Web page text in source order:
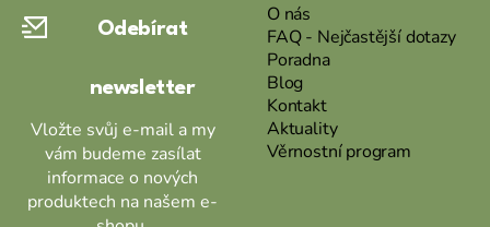
Odebírat
newsletter
Vložte svůj e-mail a my
vám budeme zasílat
informace o nových
produktech na našem e-
O nás
FAQ - Nejčastější dotazy
Poradna
Blog
Kontakt
Aktuality
Věrnostní program